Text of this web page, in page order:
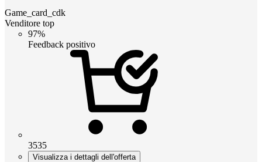
Game_card_cdk
Venditore top
97%
Feedback positivo
3535
Visualizza i dettagli dell'offerta